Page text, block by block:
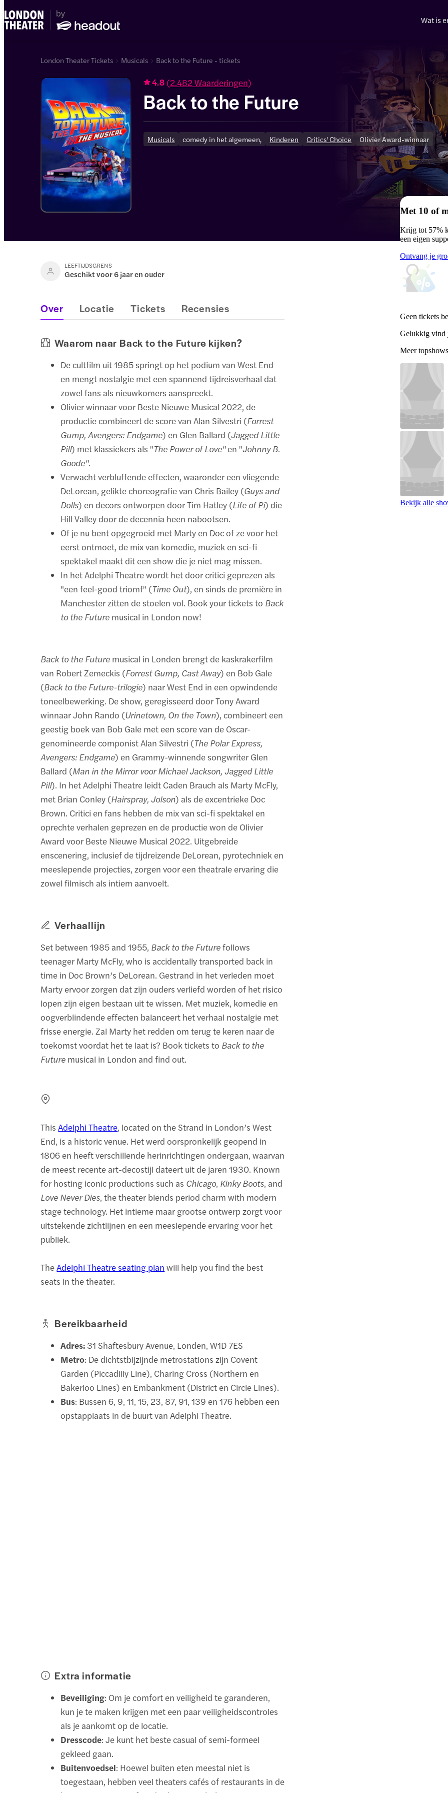
Wat is
London Theater Tickets Musicals Back to the Future - tickets
4.8 (2.482 Waarderingen)
Back to the Future
Musicals comedy in het algemeen, Kinderen Critics' Choice Olivier Award-winnaar
LEEFTIJDSGRENS
Geschikt voor 6 jaar en ouder
Met 10 of
Krijg tot 57%
een eigen
Ontvang je
Geen tickets
Gelukkig vind
Meer topshows
Bekijk alle
Over Locatie Tickets Recensies
Waarom naar Back to the Future kijken?
De cultfilm uit 1985 springt op het podium van West End
en mengt nostalgie met een spannend tijdreisverhaal dat
zowel fans als nieuwkomers aanspreekt.
Olivier winnaar voor Beste Nieuwe Musical 2022, de
productie combineert de score van Alan Silvestri (Forrest
Gump, Avengers: Endgame) en Glen Ballard (Jagged Little
Pill) met klassiekers als "The Power of Love"en "Johnny B.
Goode".
Verwacht verbluffende effecten, waaronder een vliegende
DeLorean, gelikte choreografie van Chris Bailey (Guys and
Dolls) en decors ontworpen door Tim Hatley (Life of Pi) die
Hill Valley door de decennia heen nabootsen.
Of je nu bent opgegroeid met Marty en Doc of ze voor het
eerst ontmoet, de mix van komedie, muziek en sci-fi
spektakel maakt dit een show die je niet mag missen.
In het Adelphi Theatre wordt het door critici geprezen als
"een feel-good triomf" (Time Out), en sinds de première in
Manchester zitten de stoelen vol. Book your tickets to Back
to the Future musical in London now!
Back to the Future musical in Londen brengt de kaskrakerfilm
van Robert Zemeckis (Forrest Gump, Cast Away) en Bob Gale
(Back to the Future-trilogie) naar West End in een opwindende
toneelbewerking. De show, geregisseerd door Tony Award
winnaar John Rando (Urinetown, On the Town), combineert een
geestig boek van Bob Gale met een score van de Oscar-
genomineerde componist Alan Silvestri (The Polar Express,
Avengers: Endgame) en Grammy-winnende songwriter Glen
Ballard (Man in the Mirror voor Michael Jackson, Jagged Little
Pill). In het Adelphi Theatre leidt Caden Brauch als Marty McFly,
met Brian Conley (Hairspray, Jolson) als de excentrieke Doc
Brown. Critici en fans hebben de mix van sci-fi spektakel en
oprechte verhalen geprezen en de productie won de Olivier
Award voor Beste Nieuwe Musical 2022. Uitgebreide
enscenering, inclusief de tijdreizende DeLorean, pyrotechniek en
meeslepende projecties, zorgen voor een theatrale ervaring die
zowel filmisch als intiem aanvoelt.
Verhaallijn
Set between 1985 and 1955, Back to the Futurefollows
teenager Marty McFly, who is accidentally transported back in
time in Doc Brown’s DeLorean. Gestrand in het verleden moet
Marty ervoor zorgen dat zijn ouders verliefd worden of het risico
lopen zijn eigen bestaan uit te wissen. Met muziek, komedie en
oogverblindende effecten balanceert het verhaal nostalgie met
frisse energie. Zal Marty het redden om terug te keren naar de
toekomst voordat het te laat is? Book tickets to Back to the
Future musical in London and find out.
ThisAdelphi Theatre, located on the Strand in London’s West
End, is a historic venue. Het werd oorspronkelijk geopend in
1806 en heeft verschillende herinrichtingen ondergaan, waarvan
de meest recente art-decostijl dateert uit de jaren 1930. Known
for hosting iconic productions such as Chicago, Kinky Boots, and
Love Never Dies, the theater blends period charm with modern
stage technology. Het intieme maar grootse ontwerp zorgt voor
uitstekende zichtlijnen en een meeslepende ervaring voor het
publiek.
TheAdelphi Theatre seating plan will help you find the best
seats in the theater.
Bereikbaarheid
Adres: 31 Shaftesbury Avenue, Londen, W1D 7ES
Metro: De dichtstbijzijnde metrostations zijn Covent
Garden (Piccadilly Line), Charing Cross (Northern en
Bakerloo Lines) en Embankment (District en Circle Lines).
Bus: Bussen 6, 9, 11, 15, 23, 87, 91, 139 en 176 hebben een
opstapplaats in de buurt van Adelphi Theatre.
Extra informatie
Beveiliging: Om je comfort en veiligheid te garanderen,
kun je te maken krijgen met een paar veiligheidscontroles
als je aankomt op de locatie.
Dresscode: Je kunt het beste casual of semi-formeel
gekleed gaan.
Buitenvoedsel: Hoewel buiten eten meestal niet is
toegestaan, hebben veel theaters cafés of restaurants in de